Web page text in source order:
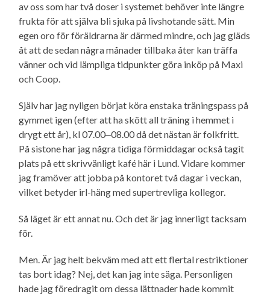
av oss som har två doser i systemet behöver inte längre
frukta för att själva bli sjuka på livshotande sätt. Min
egen oro för föräldrarna är därmed mindre, och jag gläds
åt att de sedan några månader tillbaka åter kan träffa
vänner och vid lämpliga tidpunkter göra inköp på Maxi
och Coop.
Själv har jag nyligen börjat köra enstaka träningspass på
gymmet igen (efter att ha skött all träning i hemmet i
drygt ett år), kl 07.00‒08.00 då det nästan är folkfritt.
På sistone har jag några tidiga förmiddagar också tagit
plats på ett skrivvänligt kafé här i Lund. Vidare kommer
jag framöver att jobba på kontoret två dagar i veckan,
vilket betyder irl-häng med supertrevliga kollegor.
Så läget är ett annat nu. Och det är jag innerligt tacksam
för.
Men. Är jag helt bekväm med att ett flertal restriktioner
tas bort idag? Nej, det kan jag inte säga. Personligen
hade jag föredragit om dessa lättnader hade kommit